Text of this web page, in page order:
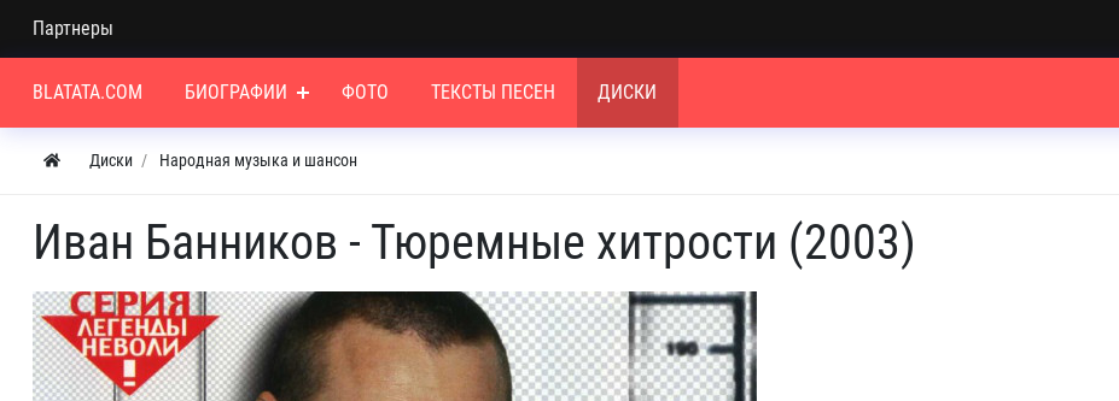
Партнеры
BLATATA.COM БИОГРАФИИ ФОТО ТЕКСТЫ ПЕСЕН ДИСКИ
Диски Народная музыка и шансон
Иван Банников - Тюремные хитрости (2003)